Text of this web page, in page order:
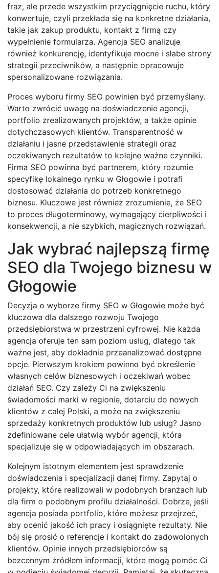
fraz, ale przede wszystkim przyciągnięcie ruchu, który
konwertuje, czyli przekłada się na konkretne działania,
takie jak zakup produktu, kontakt z firmą czy
wypełnienie formularza. Agencja SEO analizuje
również konkurencję, identyfikuje mocne i słabe strony
strategii przeciwników, a następnie opracowuje
spersonalizowane rozwiązania.
Proces wyboru firmy SEO powinien być przemyślany.
Warto zwrócić uwagę na doświadczenie agencji,
portfolio zrealizowanych projektów, a także opinie
dotychczasowych klientów. Transparentność w
działaniu i jasne przedstawienie strategii oraz
oczekiwanych rezultatów to kolejne ważne czynniki.
Firma SEO powinna być partnerem, który rozumie
specyfikę lokalnego rynku w Głogowie i potrafi
dostosować działania do potrzeb konkretnego
biznesu. Kluczowe jest również zrozumienie, że SEO
to proces długoterminowy, wymagający cierpliwości i
konsekwencji, a nie szybkich, magicznych rozwiązań.
Jak wybrać najlepszą firmę
SEO dla Twojego biznesu w
Głogowie
Decyzja o wyborze firmy SEO w Głogowie może być
kluczowa dla dalszego rozwoju Twojego
przedsiębiorstwa w przestrzeni cyfrowej. Nie każda
agencja oferuje ten sam poziom usług, dlatego tak
ważne jest, aby dokładnie przeanalizować dostępne
opcje. Pierwszym krokiem powinno być określenie
własnych celów biznesowych i oczekiwań wobec
działań SEO. Czy zależy Ci na zwiększeniu
świadomości marki w regionie, dotarciu do nowych
klientów z całej Polski, a może na zwiększeniu
sprzedaży konkretnych produktów lub usług? Jasno
zdefiniowane cele ułatwią wybór agencji, która
specjalizuje się w odpowiadających im obszarach.
Kolejnym istotnym elementem jest sprawdzenie
doświadczenia i specjalizacji danej firmy. Zapytaj o
projekty, które realizowali w podobnych branżach lub
dla firm o podobnym profilu działalności. Dobrze, jeśli
agencja posiada portfolio, które możesz przejrzeć,
aby ocenić jakość ich pracy i osiągnięte rezultaty. Nie
bój się prosić o referencje i kontakt do zadowolonych
klientów. Opinie innych przedsiębiorców są
bezcennym źródłem informacji, które mogą pomóc Ci